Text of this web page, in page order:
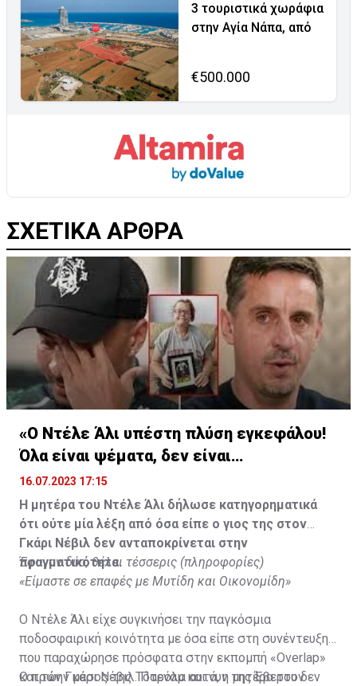
3 τουριστικά χωράφια
στην Αγία Νάπα, από
€500.000
ΣΧΕΤΙΚΑ ΑΡΘΡΑ
«Ο Ντέλε Άλι υπέστη πλύση εγκεφάλου!
Όλα είναι ψέματα, δεν είναι
υιοθετημένος»
16.07.2023 17:15
Η μητέρα του Ντέλε Άλι δήλωσε κατηγορηματικά
ότι ούτε μία λέξη από όσα είπε ο γιος της στον
Γκάρι Νέβιλ δεν ανταποκρίνεται στην
πραγματικότητα.
Έφυγαν δύο, θέλει τέσσερις (πληροφορίες)
«Είμαστε σε επαφές με Μυτίδη και Οικονομίδη»
Ο Ντέλε Άλι είχε συγκινήσει την παγκόσμια
ποδοσφαιρική κοινότητα με όσα είπε στη συνέντευξη
που παραχώρησε πρόσφατα στην εκπομπή «Overlap»
και τον Γκάρι Νέβιλ. Παρόλα αυτά, η μητέρα του δεν
Ο πρώην μέσος της Τότεναμ και νυν της Έβερτον